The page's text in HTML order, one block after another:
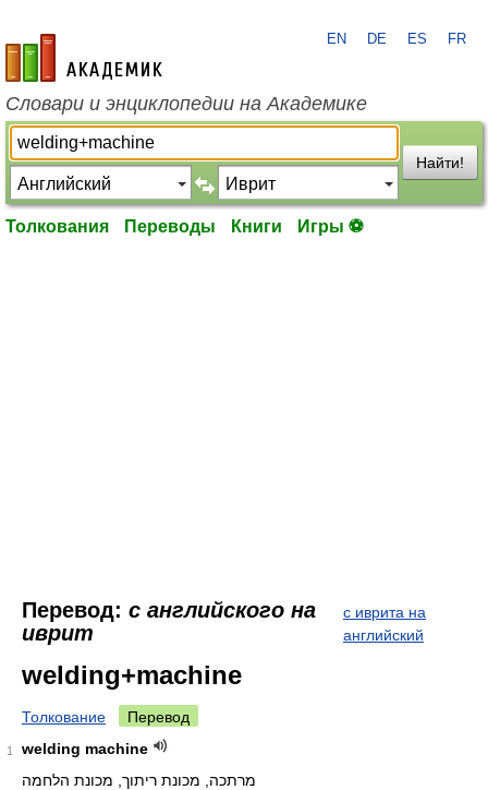
academic.ru
EN DE ES FR
Словари и энциклопедии на Академике
Найти!
Толкования Переводы Книги Игры ⚽
Перевод: с английского на
иврит
с иврита на
английский
welding+machine
Толкование Перевод
1
welding machine
מרתכה, מכונת ריתוך, מכונת הלחמה